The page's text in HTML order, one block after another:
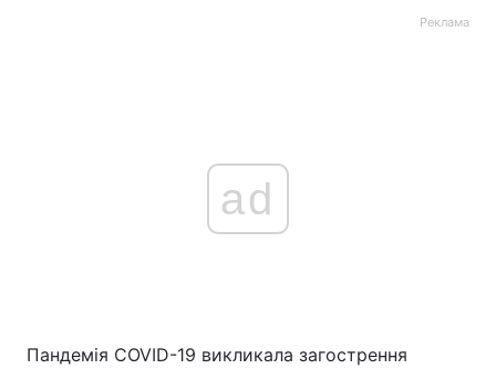
Головна Війна
Реклама
ad
Пандемія COVID-19 викликала загострення